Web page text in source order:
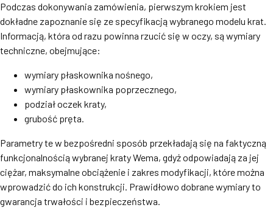
Podczas dokonywania zamówienia, pierwszym krokiem jest
dokładne zapoznanie się ze specyfikacją wybranego modelu krat.
Informacją, która od razu powinna rzucić się w oczy, są wymiary
techniczne, obejmujące:
wymiary płaskownika nośnego,
wymiary płaskownika poprzecznego,
podział oczek kraty,
grubość pręta.
Parametry te w bezpośredni sposób przekładają się na faktyczną
funkcjonalnością wybranej kraty Wema, gdyż odpowiadają za jej
ciężar, maksymalne obciążenie i zakres modyfikacji, które można
wprowadzić do ich konstrukcji. Prawidłowo dobrane wymiary to
gwarancja trwałości i bezpieczeństwa.